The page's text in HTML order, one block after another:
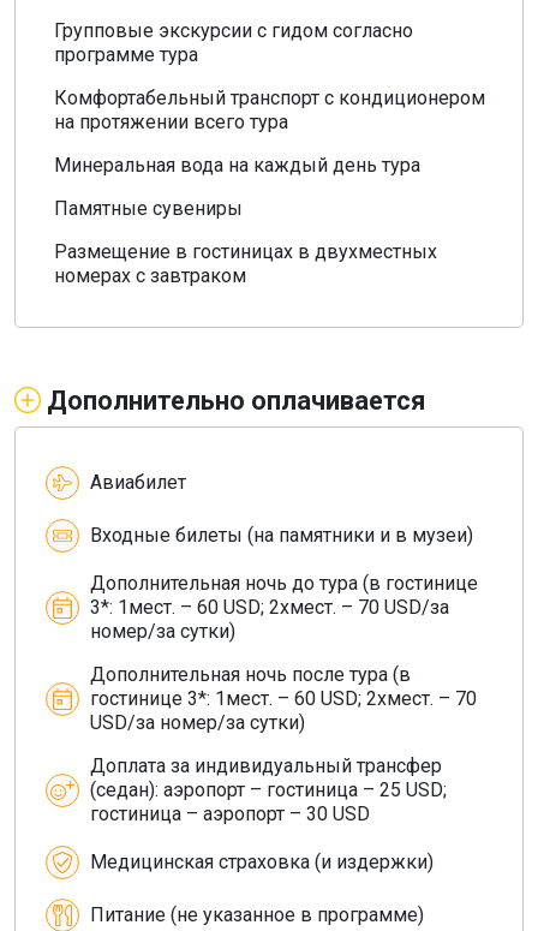
Групповые экскурсии с гидом согласно
программе тура
Комфортабельный транспорт с кондиционером
на протяжении всего тура
Минеральная вода на каждый день тура
Памятные сувениры
Размещение в гостиницах в двухместных
номерах с завтраком
Дополнительно оплачивается
Авиабилет
Входные билеты (на памятники и в музеи)
Дополнительная ночь до тура (в гостинице
3*: 1мест. – 60 USD; 2хмест. – 70 USD/за
номер/за сутки)
Дополнительная ночь после тура (в
гостинице 3*: 1мест. – 60 USD; 2хмест. – 70
USD/за номер/за сутки)
Доплата за индивидуальный трансфер
(седан): аэропорт – гостиница – 25 USD;
гостиница – аэропорт – 30 USD
Медицинская страховка (и издержки)
Питание (не указанное в программе)